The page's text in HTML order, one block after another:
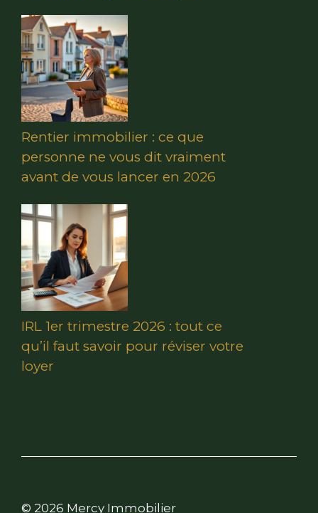
Rentier immobilier : ce que
personne ne vous dit vraiment
avant de vous lancer en 2026
IRL 1er trimestre 2026 : tout ce
qu’il faut savoir pour réviser votre
loyer
© 2026 Mercy Immobilier